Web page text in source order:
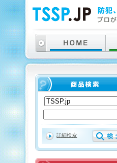
詳細検索